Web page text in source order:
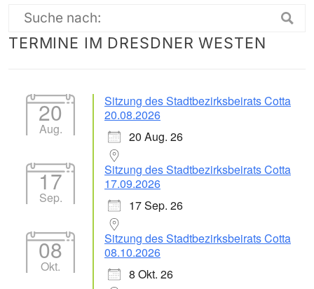
Suche
nach:
TERMINE IM DRESDNER WESTEN
20
Aug.
Sitzung des Stadtbezirksbeirats Cotta
20.08.2026
20 Aug. 26
17
Sep.
Sitzung des Stadtbezirksbeirats Cotta
17.09.2026
17 Sep. 26
08
Okt.
Sitzung des Stadtbezirksbeirats Cotta
08.10.2026
8 Okt. 26